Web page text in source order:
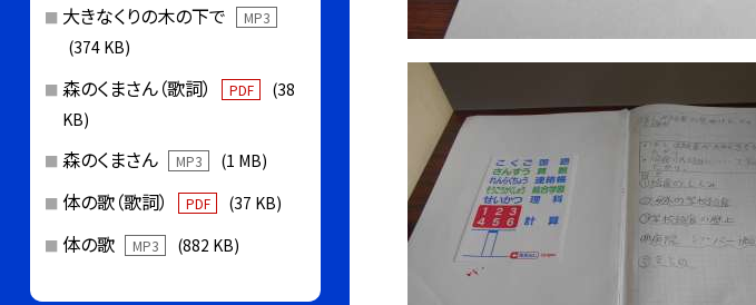
大きなくりの木の下で MP3
(374 KB)
森のくまさん（歌詞） PDF
(38
KB)
森のくまさん MP3 (1 MB)
体の歌（歌詞） PDF (37 KB)
体の歌 MP3 (882 KB)